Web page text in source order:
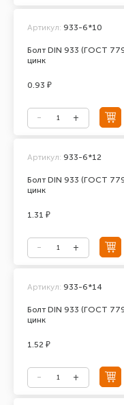
Болт DIN 933 (ГОСТ
цинк
Артикул: 933-6*10
0.93 ₽
Болт DIN 933 (ГОСТ
цинк
Артикул: 933-6*12
1.31 ₽
Болт DIN 933 (ГОСТ
цинк
Артикул: 933-6*14
1.52 ₽